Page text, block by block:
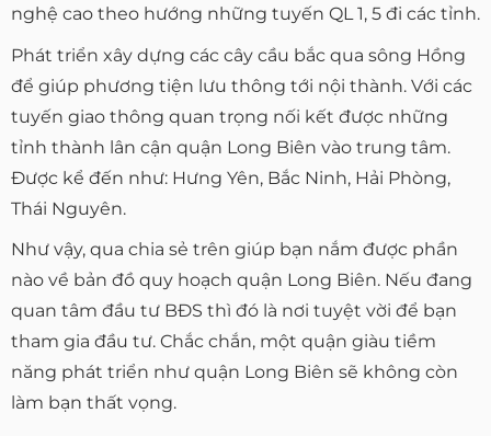
nghệ cao theo hướng những tuyến QL 1, 5 đi các tỉnh.
Phát triển xây dựng các cây cầu bắc qua sông Hồng
để giúp phương tiện lưu thông tới nội thành. Với các
tuyến giao thông quan trọng nối kết được những
tỉnh thành lân cận quận Long Biên vào trung tâm.
Được kể đến như: Hưng Yên, Bắc Ninh, Hải Phòng,
Thái Nguyên.
Như vậy, qua chia sẻ trên giúp bạn nắm được phần
nào về bản đồ quy hoạch quận Long Biên. Nếu đang
quan tâm đầu tư BĐS thì đó là nơi tuyệt vời để bạn
tham gia đầu tư. Chắc chắn, một quận giàu tiềm
năng phát triển như quận Long Biên sẽ không còn
làm bạn thất vọng.